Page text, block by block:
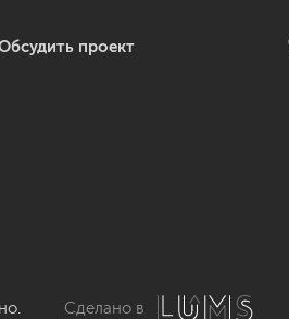
проект
Сделано в